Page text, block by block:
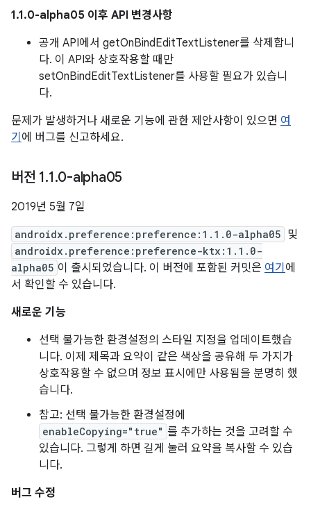
1.1.0-alpha05 이후 API 변경사항
공개 API에서 getOnBindEditTextListener를 삭제합니
다. 이 API와 상호작용할 때만
setOnBindEditTextListener를 사용할 필요가 있습니
다.
문제가 발생하거나 새로운 기능에 관한 제안사항이 있으면 여
기 에 버그를 신고하세요.
버전 1.1.0-alpha05
2019년 5월 7일
androidx.preference:preference:1.1.0-alpha05 및
androidx.preference:preference-ktx:1.1.0-
alpha05 이 출시되었습니다. 이 버전에 포함된 커밋은 여기 에
서 확인할 수 있습니다.
새로운 기능
선택 불가능한 환경설정의 스타일 지정을 업데이트했습
니다. 이제 제목과 요약이 같은 색상을 공유해 두 가지가
상호작용할 수 없으며 정보 표시에만 사용됨을 분명히 했
습니다.
참고: 선택 불가능한 환경설정에
enableCopying="true" 를 추가하는 것을 고려할 수
있습니다. 그렇게 하면 길게 눌러 요약을 복사할 수 있습
니다.
버그 수정